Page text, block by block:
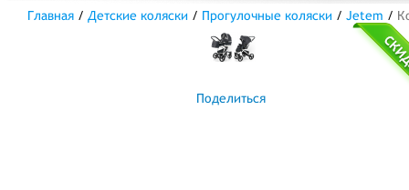
Главная / Детские коляски / Прогулочные коляски / Jetem /
Поделиться